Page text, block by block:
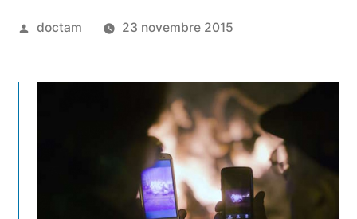
Publié
doctam 23 novembre 2015